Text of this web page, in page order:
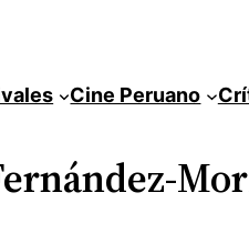
Cine Peruano